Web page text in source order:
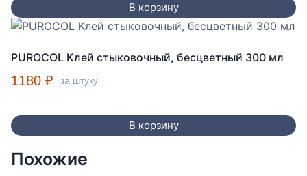
В корзину
PUROCOL Клей стыковочный, бесцветный 300 мл
1180 ₽ за штуку
В корзину
Похожие